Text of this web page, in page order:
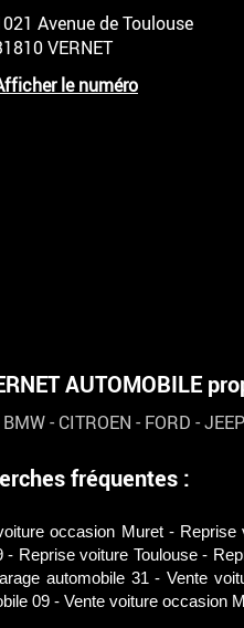
Avenue de Toulouse
VERNET
le numéro
AUTOMOBILE
BMW- CITROEN - FORD -JEEP
fréquentes :
occasion Muret Reprise
Reprise voiture Toulouse
automobile 31 Vente
09
Vente voiture occasion